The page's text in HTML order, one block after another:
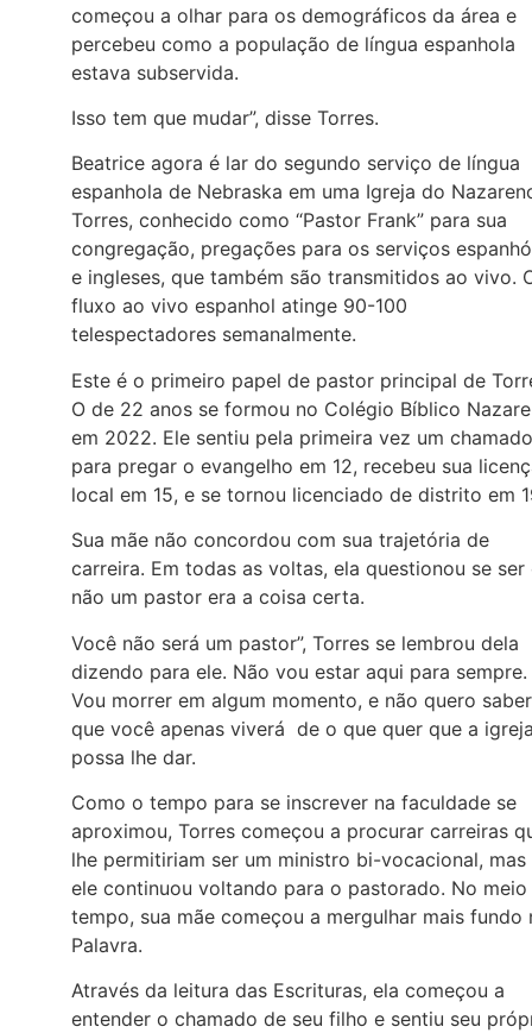
começou a olhar para os demográficos da área e
percebeu como a população de língua espanhola
estava subservida.
Isso tem que mudar”, disse Torres.
Beatrice agora é lar do segundo serviço de língua
espanhola de Nebraska em uma Igreja do
Torres, conhecido como “Pastor Frank” para sua
congregação, pregações para os serviços
e ingleses, que também são transmitidos ao vivo.
fluxo ao vivo espanhol atinge 90-100
telespectadores semanalmente.
Este é o primeiro papel de pastor principal de
O de 22 anos se formou no Colégio Bíblico
em 2022. Ele sentiu pela primeira vez um chamado
para pregar o evangelho em 12, recebeu sua
local em 15, e se tornou licenciado de distrito em
Sua mãe não concordou com sua trajetória de
carreira. Em todas as voltas, ela questionou se ser
não um pastor era a coisa certa.
Você não será um pastor”, Torres se lembrou dela
dizendo para ele. Não vou estar aqui para sempre.
Vou morrer em algum momento, e não quero saber
que você apenas viverá de o que quer que a
possa lhe dar.
Como o tempo para se inscrever na faculdade se
aproximou, Torres começou a procurar carreiras
lhe permitiriam ser um ministro bi-vocacional, mas
ele continuou voltando para o pastorado. No meio
tempo, sua mãe começou a mergulhar mais fundo
Palavra.
Através da leitura das Escrituras, ela começou a
entender o chamado de seu filho e sentiu seu